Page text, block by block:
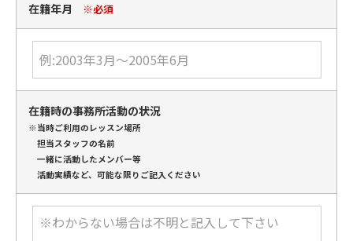
在籍年月 ※必須
在籍時の事務所活動の状況
※当時ご利用のレッスン場所
担当スタッフの名前
一緒に活動したメンバー等
活動実績など、可能な限りご記入ください